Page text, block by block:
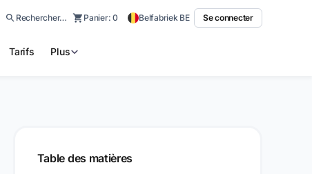
Rechercher… Panier:0 Belfabriek BE Se connecter
Tarifs Plus
Table des matières